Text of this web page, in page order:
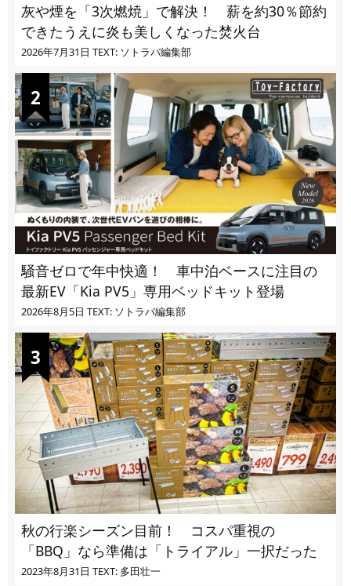
灰や煙を「3次燃焼」で解決！ 薪を約30％節約
できたうえに炎も美しくなった焚火台
2026年7月31日 TEXT: ソトラバ編集部
騒音ゼロで年中快適！ 車中泊ベースに注目の
最新EV「Kia PV5」専用ベッドキット登場
2026年8月5日 TEXT: ソトラバ編集部
秋の行楽シーズン目前！ コスパ重視の
「BBQ」なら準備は「トライアル」一択だった
2023年8月31日 TEXT: 多田壮一